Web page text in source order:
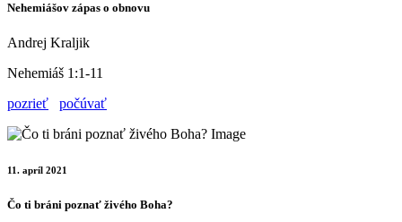
Nehemiášov zápas o obnovu
Andrej Kraljik
Nehemiáš 1:1-11
pozrieť
počúvať
11. apríl 2021
Čo ti bráni poznať živého Boha?